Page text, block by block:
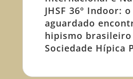
JHSF 36º Indoor:
aguardado
hipismo brasileiro
Sociedade Hípica